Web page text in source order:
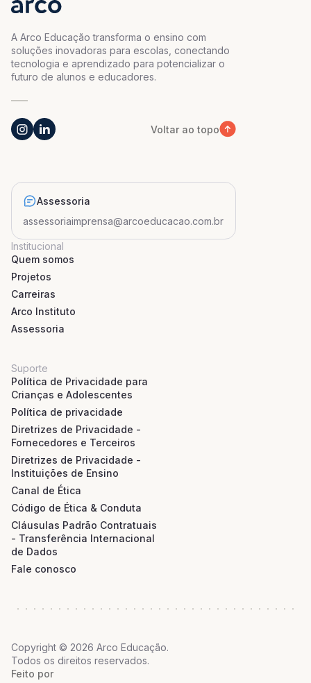
A Arco Educação transforma o ensino com
soluções inovadoras para escolas, conectando
tecnologia e aprendizado para potencializar o
futuro de alunos e educadores.
Voltar ao topo
Assessoria
assessoriaimprensa@arcoeducacao.com.br
Institucional
Quem somos
Projetos
Carreiras
Arco Instituto
Assessoria
Suporte
Política de Privacidade para
Crianças e Adolescentes
Política de privacidade
Diretrizes de Privacidade -
Fornecedores e Terceiros
Diretrizes de Privacidade -
Instituições de Ensino
Canal de Ética
Código de Ética & Conduta
Cláusulas Padrão Contratuais
- Transferência Internacional
de Dados
Fale conosco
Copyright © 2026 Arco Educação.
Todos os direitos reservados.
Feito por